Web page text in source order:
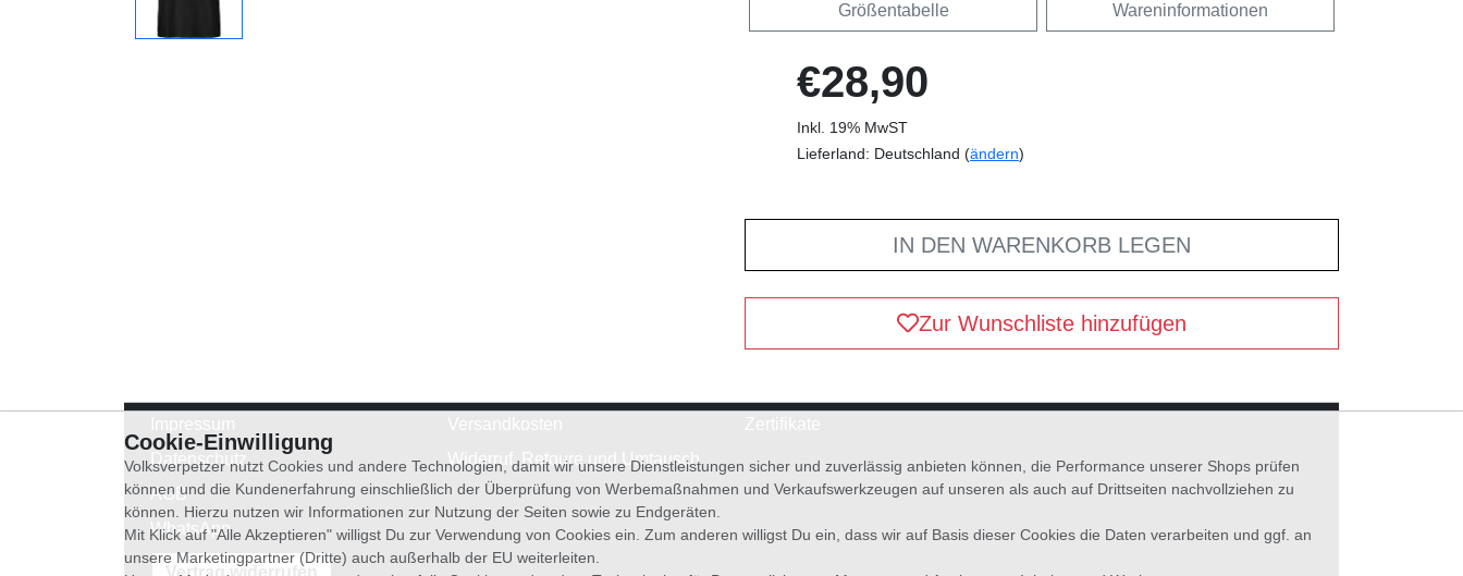
Größentabelle Wareninformationen
€28,90
Inkl. 19% MwST
Lieferland: Deutschland (ändern)
IN DEN WARENKORB LEGEN
Zur Wunschliste hinzufügen
Datenschutz
AGB
WhatsApp
Widerruf, Retoure und Umtausch
Vertrag widerrufen
Cookie-Einwilligung
Volksverpetzer nutzt Cookies und andere Technologien, damit wir unsere Dienstleistungen sicher und zuverlässig anbieten können, die Performance unserer Shops prüfen
können und die Kundenerfahrung einschließlich der Überprüfung von Werbemaßnahmen und Verkaufswerkzeugen auf unseren als auch auf Drittseiten nachvollziehen zu
können. Hierzu nutzen wir Informationen zur Nutzung der Seiten sowie zu Endgeräten.
Mit Klick auf "Alle Akzeptieren" willigst Du zur Verwendung von Cookies ein. Zum anderen willigst Du ein, dass wir auf Basis dieser Cookies die Daten verarbeiten und ggf. an
unsere Marketingpartner (Dritte) auch außerhalb der EU weiterleiten.